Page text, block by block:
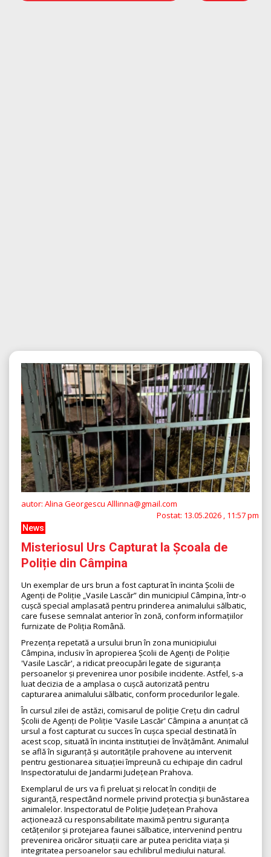
autor: Alina Georgescu Alllinna@gmail.com
Postat: 13.05.2026 , 11:57 pm
News
Misteriosul Urs Capturat la Școala de
Poliție din Câmpina
Un exemplar de urs brun a fost capturat în incinta Școlii de
Agenți de Poliție „Vasile Lascăr” din municipiul Câmpina, într-o
cușcă special amplasată pentru prinderea animalului sălbatic,
care fusese semnalat anterior în zonă, conform informațiilor
furnizate de Poliția Română.
Prezența repetată a ursului brun în zona municipiului
Câmpina, inclusiv în apropierea Școlii de Agenți de Poliție
'Vasile Lascăr', a ridicat preocupări legate de siguranța
persoanelor și prevenirea unor posibile incidente. Astfel, s-a
luat decizia de a amplasa o cușcă autorizată pentru
capturarea animalului sălbatic, conform procedurilor legale.
În cursul zilei de astăzi, comisarul de poliție Crețu din cadrul
Școlii de Agenți de Poliție 'Vasile Lascăr' Câmpina a anunțat că
ursul a fost capturat cu succes în cușca special destinată în
acest scop, situată în incinta instituției de învățământ. Animalul
se află în siguranță și autoritățile prahovene au intervenit
pentru gestionarea situației împreună cu echipaje din cadrul
Inspectoratului de Jandarmi Județean Prahova.
Exemplarul de urs va fi preluat și relocat în condiții de
siguranță, respectând normele privind protecția și bunăstarea
animalelor. Inspectoratul de Poliție Județean Prahova
acționează cu responsabilitate maximă pentru siguranța
cetățenilor și protejarea faunei sălbatice, intervenind pentru
prevenirea oricăror situații care ar putea periclita viața și
integritatea persoanelor sau echilibrul mediului natural.